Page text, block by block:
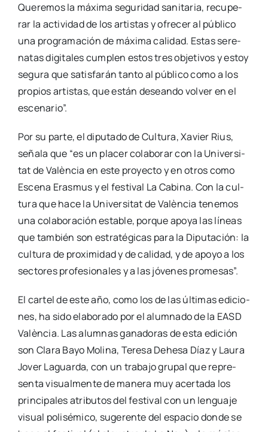
Que­re­mos la máxi­ma segu­ri­dad sani­ta­ria, recu­pe­
rar la acti­vi­dad de los artis­tas y ofre­cer al públi­co
una pro­gra­ma­ción de máxi­ma cali­dad. Estas sere­
na­tas digi­ta­les cum­plen estos tres obje­ti­vos y estoy
segu­ra que satis­fa­rán tan­to al públi­co como a los
pro­pios artis­tas, que están desean­do vol­ver en el
esce­na­rio”.
Por su par­te, el dipu­tado de Cul­tu­ra, Xavier Rius,
seña­la que “es un pla­cer cola­bo­rar con la Uni­ver­si­
tat de Valèn­cia en este pro­yec­to y en otros como
Esce­na Eras­mus y el fes­ti­val La Cabi­na. Con la cul­
tu­ra que hace la Uni­ver­si­tat de Valèn­cia tene­mos
una cola­bo­ra­ción esta­ble, por­que apo­ya las líneas
que tam­bién son estra­té­gi­cas para la Dipu­tación: la
cul­tu­ra de pro­xi­mi­dad y de cali­dad, y de apo­yo a los
sec­to­res pro­fe­sio­na­les y a las jóve­nes pro­me­sas”.
El car­tel de este año, como los de las últi­mas edi­cio­
nes, ha sido ela­bo­ra­do por el alum­na­do de la EASD
Valèn­cia. Las alum­nas gana­do­ras de esta edi­ción
son Cla­ra Bayo Moli­na, Tere­sa Dehe­sa Díaz y Lau­ra
Jover Laguar­da, con un tra­ba­jo gru­pal que repre­
sen­ta visual­men­te de mane­ra muy acer­ta­da los
prin­ci­pa­les atri­bu­tos del fes­ti­val con un len­gua­je
visual poli­sé­mi­co, suge­ren­te del espa­cio don­de se